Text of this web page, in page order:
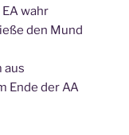
wahr
den Mund
aus
Ende der AA